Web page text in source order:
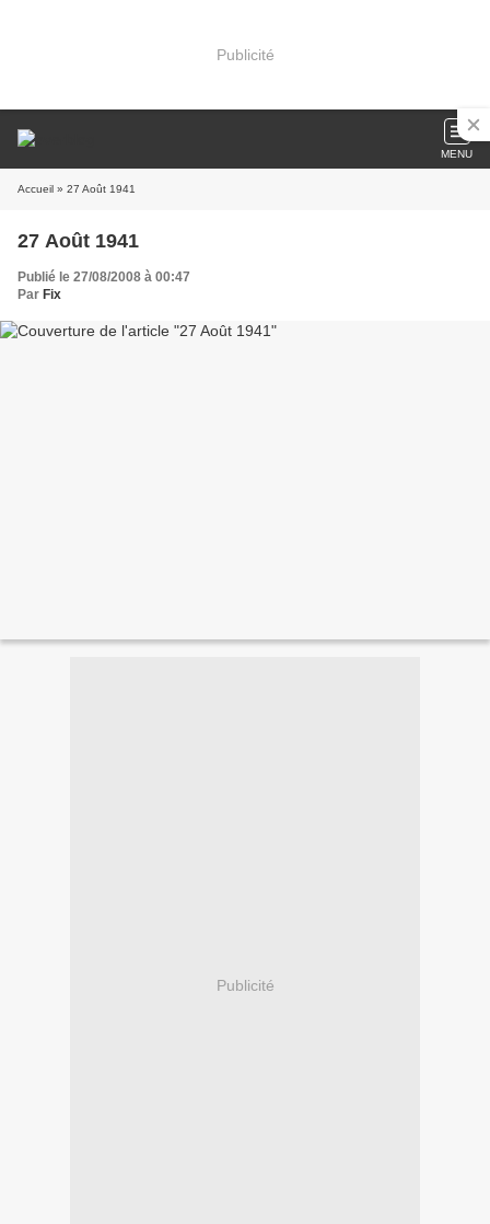
Publicité
MENU
Accueil » 27 Août 1941
27 Août 1941
Publié le 27/08/2008 à 00:47
Par Fix
Publicité